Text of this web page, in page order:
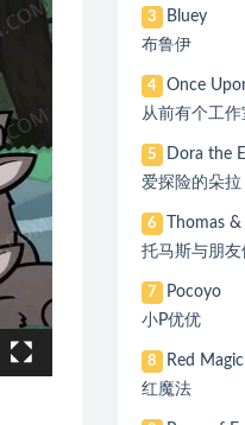
3
Bluey
布鲁伊
4
Once
从前有个工作
5
Dora the
爱探险的朵拉
6
Thomas
托马斯与朋
7
Pocoyo
小P优优
8
Red Magic
红魔法